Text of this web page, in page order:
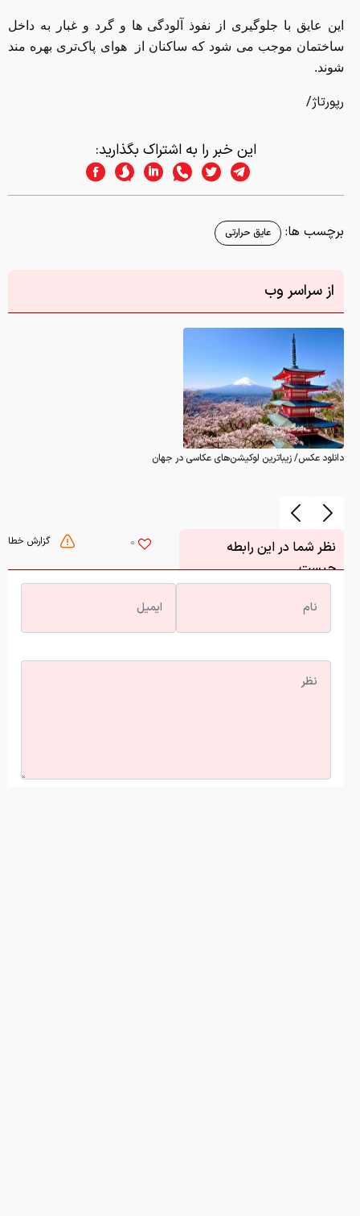
این عایق با جلوگیری از نفوذ آلودگی ها و گرد و غبار به داخل
ساختمان موجب می شود که ساکنان از هوای پاک‌تری بهره مند
شوند.
/رپورتاژ
این خبر را به اشتراک بگذارید:
برچسب ها: عایق حرارتی
از سراسر وب
دانلود عکس/ زیباترین لوکیشن‌های عکاسی در جهان
گزارش خطا 0
نظر شما در این رابطه
چیست